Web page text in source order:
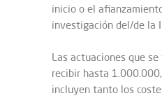
inicio o el
investigación del/de la
Las actuaciones que
recibir hasta
incluyen tanto los